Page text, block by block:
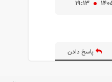
۱۹:۱۳
پاسخ دادن